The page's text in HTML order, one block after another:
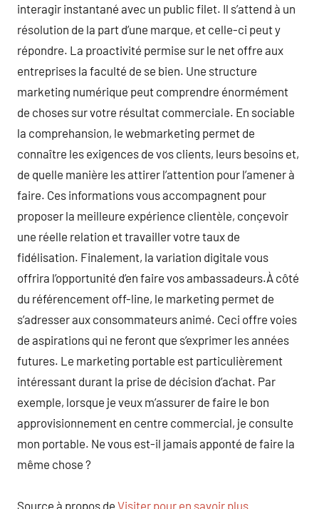
interagir instantané avec un public filet. Il s’attend à un
résolution de la part d’une marque, et celle-ci peut y
répondre. La proactivité permise sur le net offre aux
entreprises la faculté de se bien. Une structure
marketing numérique peut comprendre énormément
de choses sur votre résultat commerciale. En sociable
la comprehansion, le webmarketing permet de
connaître les exigences de vos clients, leurs besoins et,
de quelle manière les attirer l’attention pour l’amener à
faire. Ces informations vous accompagnent pour
proposer la meilleure expérience clientèle, conçevoir
une réelle relation et travailler votre taux de
fidélisation. Finalement, la variation digitale vous
offrira l’opportunité d’en faire vos ambassadeurs.À côté
du référencement off-line, le marketing permet de
s’adresser aux consommateurs animé. Ceci offre voies
de aspirations qui ne feront que s’exprimer les années
futures. Le marketing portable est particulièrement
intéressant durant la prise de décision d’achat. Par
exemple, lorsque je veux m’assurer de faire le bon
approvisionnement en centre commercial, je consulte
mon portable. Ne vous est-il jamais apponté de faire la
même chose ?
Source à propos de Visiter pour en savoir plus